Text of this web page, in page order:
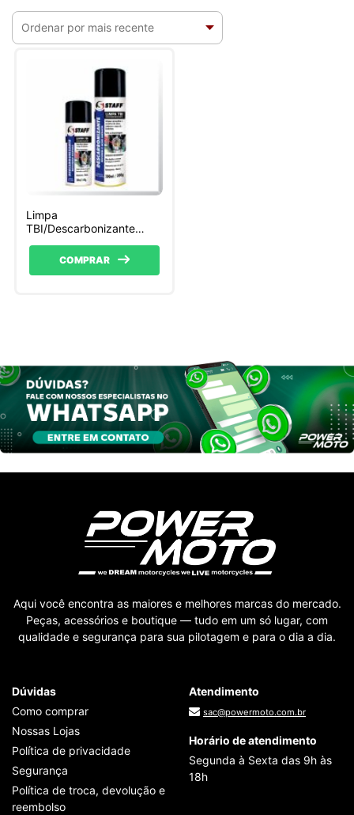
Limpa
TBI/Descarbonizante
COMPRAR
Aqui você encontra as maiores e melhores marcas do mercado.
Peças, acessórios e boutique — tudo em um só lugar, com
qualidade e segurança para sua pilotagem e para o dia a dia.
Dúvidas
Como comprar
Nossas Lojas
Política de privacidade
Segurança
Política de troca, devolução e
reembolso
Atendimento
sac@powermoto.com.br
Horário de atendimento
Segunda à Sexta das 9h às
18h